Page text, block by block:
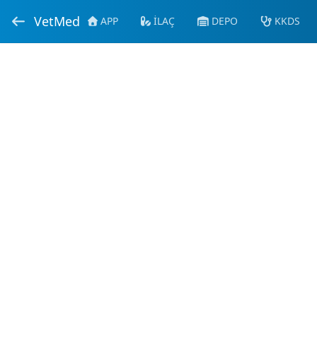
VetMed APP İLAÇ DEPO KKDS